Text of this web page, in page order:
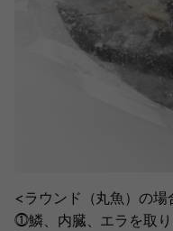
<ラウンド（丸魚）の場
⓵鱗、内臓、エラを取